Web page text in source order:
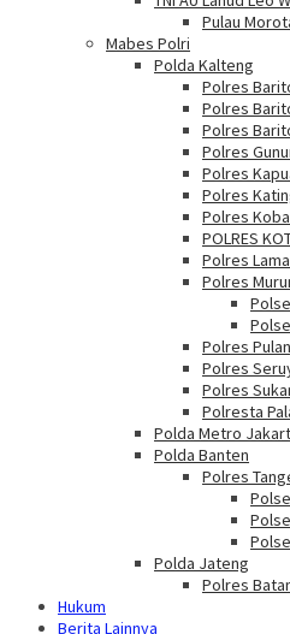
Pulau
Mabes Polri
Polda Kalteng
Polres
Polres
Polres
Polres
Polres
Polres
Polres
POLRES
Polres
Polres
Polres
Polres
Polres
Polresta
Polda Metro
Polda Banten
Polres
Polda Jateng
Polres
Hukum
Berita Lainnya